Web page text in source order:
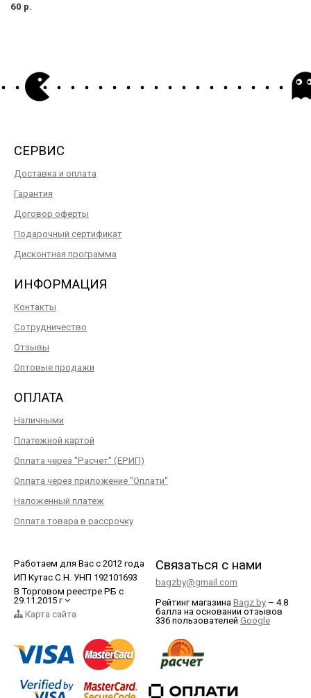
60 р.
СЕРВИС
Доставка и оплата
Гарантия
Договор оферты
Подарочный сертификат
Дисконтная программа
ИНФОРМАЦИЯ
Контакты
Сотрудничество
Отзывы
Оптовые продажи
ОПЛАТА
Наличными
Платежной картой
Оплата через "Расчет" (ЕРИП)
Оплата через приложение "Оплати"
Наложенный платеж
Оплата товара в рассрочку
Работаем для Вас с 2012 года
ИП Кутас С.Н. УНП 192101693
В Торговом реестре РБ с
29.11.2015 г
Карта сайта
Связаться с нами
bagzby@gmail.com
Рейтинг магазина Bagz.by – 4.8
балла на основании отзывов
336 пользователей Google